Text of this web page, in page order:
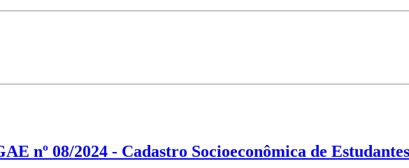
nº 08/2024 - Cadastro Socioeconômica de